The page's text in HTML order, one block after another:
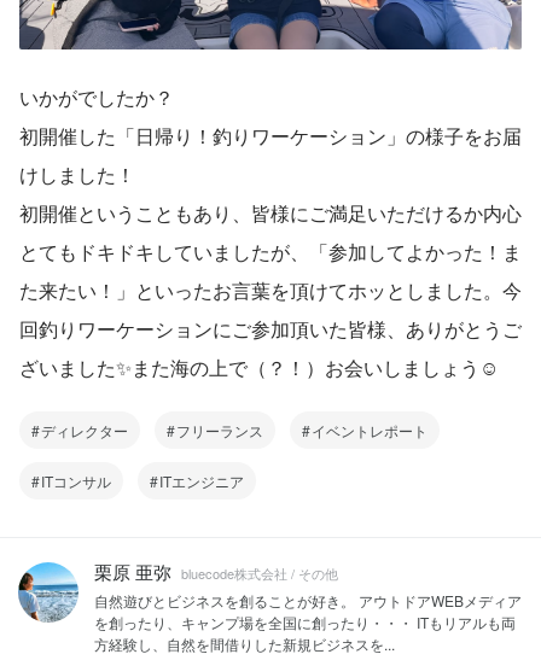
いかがでしたか？
初開催した「日帰り！釣りワーケーション」の様子をお届
けしました！
初開催ということもあり、皆様にご満足いただけるか内心
とてもドキドキしていましたが、「参加してよかった！ま
た来たい！」といったお言葉を頂けてホッとしました。今
回釣りワーケーションにご参加頂いた皆様、ありがとうご
ざいました✨また海の上で（？！）お会いしましょう☺
ディレクター フリーランス イベントレポート
ITコンサル ITエンジニア
栗原 亜弥 bluecode株式会社 / その他
自然遊びとビジネスを創ることが好き。 アウトドアWEBメディア
を創ったり、キャンプ場を全国に創ったり・・・ ITもリアルも両
方経験し、自然を間借りした新規ビジネスを...